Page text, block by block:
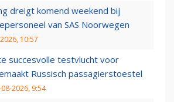
dreigt komend weekend bij
van SAS Noorwegen
10:57
succesvolle testvlucht voor
Russisch passagierstoestel
2026, 9:54